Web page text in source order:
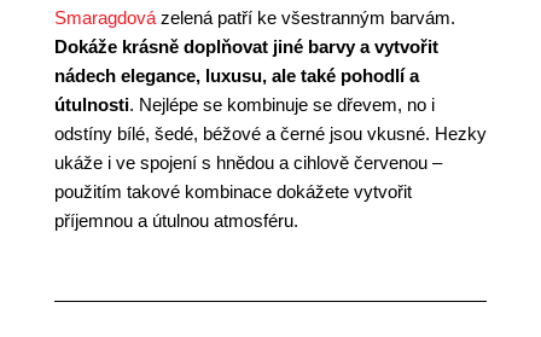
Smaragdová zelená patří ke všestranným barvám.
Dokáže krásně doplňovat jiné barvy a vytvořit
nádech elegance, luxusu, ale také pohodlí a
útulnosti. Nejlépe se kombinuje se dřevem, no i
odstíny bílé, šedé, béžové a černé jsou vkusné. Hezky
ukáže i ve spojení s hnědou a cihlově červenou –
použitím takové kombinace dokážete vytvořit
příjemnou a útulnou atmosféru.